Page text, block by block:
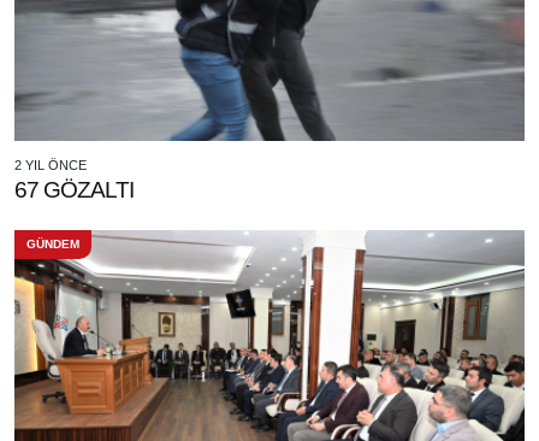
2 YIL ÖNCE
67 GÖZALTI
GÜNDEM